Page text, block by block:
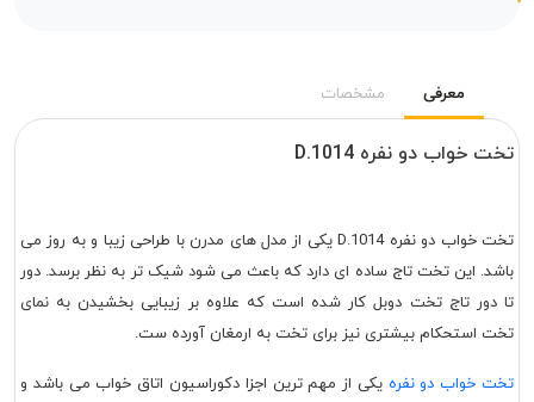
معرفی مشخصات
تخت خواب دو نفره D.1014
تخت خواب دو نفره D.1014 یکی از مدل های مدرن با طراحی زیبا و به روز می
باشد. این تخت تاج ساده ای دارد که باعث می شود شیک تر به نظر برسد. دور
تا دور تاج تخت دوبل کار شده است که علاوه بر زیبایی بخشیدن به نمای
تخت استحکام بیشتری نیز برای تخت به ارمغان آورده ست.
تخت خواب دو نفره یکی از مهم ترین اجزا دکوراسیون اتاق خواب می باشد و